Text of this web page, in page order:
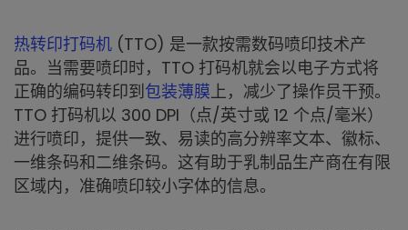
热转印打码机 (TTO) 是一款按需数码喷印技术产
品。当需要喷印时，TTO 打码机就会以电子方式将
正确的编码转印到包装薄膜上，减少了操作员干预。
TTO 打码机以 300 DPI（点/英寸或 12 个点/毫米）
进行喷印，提供一致、易读的高分辨率文本、徽标、
一维条码和二维条码。这有助于乳制品生产商在有限
区域内，准确喷印较小字体的信息。